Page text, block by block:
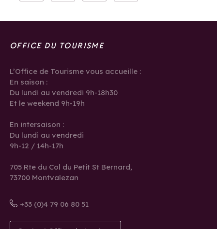
OFFICE DU TOURISME
L’Office de Tourisme vous accueille :
En saison :
Du lundi au vendredi 9h-18h30
Et le weekend 9h-19h
En intersaison :
Du lundi au vendredi
9h-12 / 14h-17h
705 Rte du Col du Petit St Bernard,
73700 Montvalezan
+33 (0)4 79 06 80 51